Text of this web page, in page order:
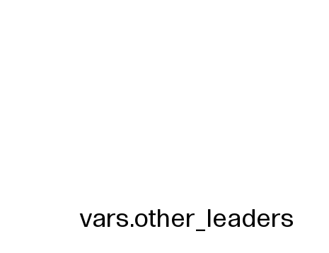
vars.other_leaders